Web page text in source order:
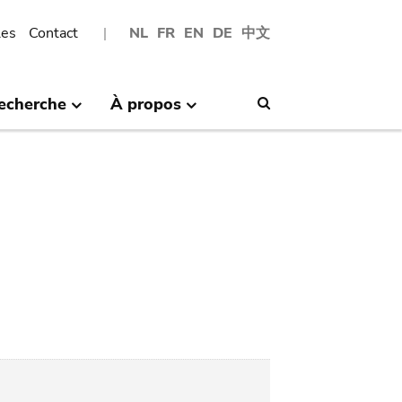
NL FR EN DE 中文
Contact
À propos